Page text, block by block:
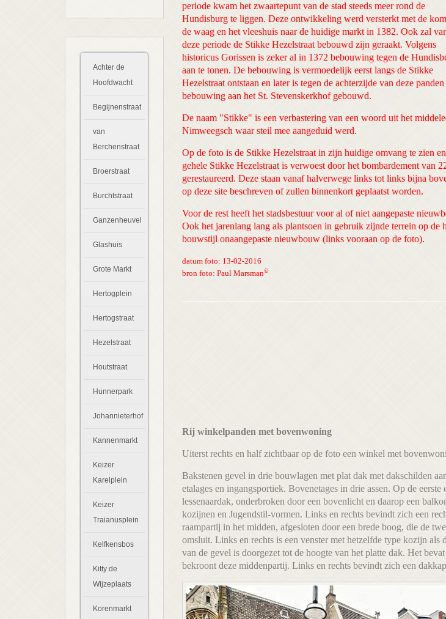
Achter de
Hoofdwacht
Begijnenstraat
van
Berchenstraat
Broerstraat
Burchtstraat
Ganzenheuvel
Glashuis
Grote Markt
Hertogplein
Hertogstraat
Hezelstraat
Houtstraat
Hunnerpark
Johannieterhof
Kannenmarkt
Keizer
Karelplein
Keizer
Traianusplein
Kelfkensbos
Kitty de
Wijzeplaats
Korenmarkt
periode kwam het zwaartepunt van de stad steeds meer rond de
Hundisburg te liggen. Deze ontwikkeling werd versterkt met de
de waag en het vleeshuis naar de huidige markt in 1382. Ook zal
deze periode de Stikke Hezelstraat bebouwd zijn geraakt. Volgens
historicus Gorissen is zeker al in 1372 bebouwing tegen de
aan te tonen. De bebouwing is vermoedelijk eerst langs de Stikke
Hezelstraat ontstaan en later is tegen de achterzijde van deze panden
bebouwing aan het St. Stevenskerkhof gebouwd.
De naam "Stikke" is een verbastering van een woord uit het
Nimweegsch waar steil mee aangeduid werd.
Op de foto is de Stikke Hezelstraat in zijn huidige omvang te zien
gehele Stikke Hezelstraat is verwoest door het bombardement van
gerestaureerd. Deze staan vanaf halverwege links tot links bijna
op deze site beschreven of zullen binnenkort geplaatst worden.
Voor de rest heeft het stadsbestuur voor al of niet aangepaste
Ook het jarenlang lang als plantsoen in gebruik zijnde terrein op
bouwstijl onaangepaste nieuwbouw (links vooraan op de foto).
datum foto: 13-02-2016
bron foto: Paul Marsman©
Rij winkelpanden met bovenwoning
Uiterst rechts en half zichtbaar op de foto een winkel met
Bakstenen gevel in drie bouwlagen met plat dak met dakschilden
etalages en ingangsportiek. Bovenetages in drie assen. Op de
lessenaardak, onderbroken door een bovenlicht en daarop een
kozijnen en Jugendstil-vormen. Links en rechts bevindt zich een
raampartij in het midden, afgesloten door een brede boog, die de
omsluit. Links en rechts is een venster met hetzelfde type kozijn
van de gevel is doorgezet tot de hoogte van het platte dak. Het
bekroont deze middenpartij. Links en rechts bevindt zich een